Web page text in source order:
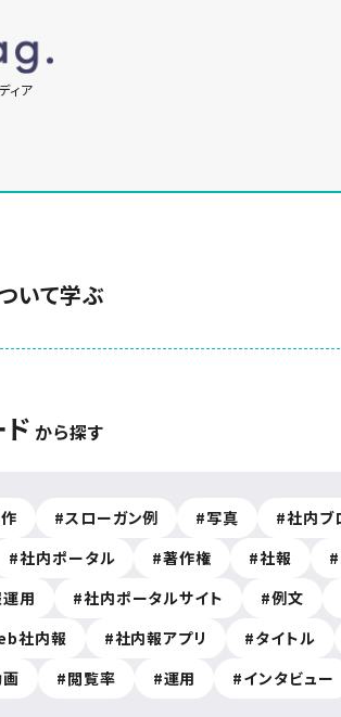
ィア
いて学ぶ
から探す
スローガン例 写真 社内ブ
社内ポータル 著作権 社報
用 社内ポータルサイト 例文
社内報 社内報アプリ タイトル
閲覧率 運用 インタビュー